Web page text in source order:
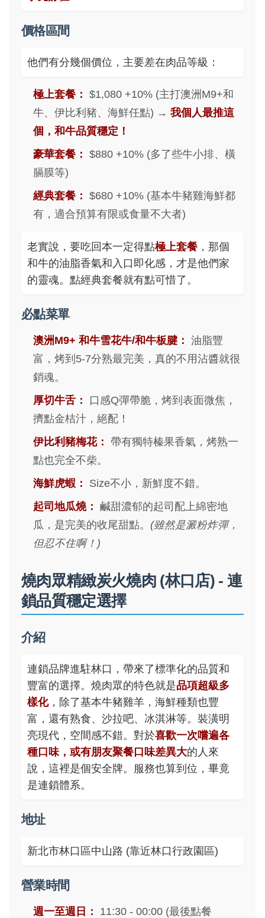
價格區間
他們有分幾個價位，主要差在肉品等級：
極上套餐： $1,080 +10% (主打澳洲M9+和
牛、伊比利豬、海鮮任點) → 我個人最推這
個，和牛品質穩定！
豪華套餐： $880 +10% (多了些牛小排、橫
膈膜等)
經典套餐： $680 +10% (基本牛豬雞海鮮都
有，適合預算有限或食量不大者)
老實說，要吃回本一定得點極上套餐 ，那個
和牛的油脂香氣和入口即化感，才是他們家
的靈魂。點經典套餐就有點可惜了。
必點菜單
澳洲M9+ 和牛雪花牛/和牛板腱： 油脂豐
富，烤到5-7分熟最完美，真的不用沾醬就很
銷魂。
厚切牛舌：
口感Q彈帶脆，烤到表面微焦，
擠點金桔汁，絕配！
伊比利豬梅花：
帶有獨特榛果香氣，烤熟一
點也完全不柴。
海鮮虎蝦：
Size不小，新鮮度不錯。
起司地瓜燒： 鹹甜濃郁的起司配上綿密地
瓜，是完美的收尾甜點。 (雖然是澱粉炸彈，
但忍不住啊！)
燒肉眾精緻炭火燒肉 (林口店) - 連
鎖品質穩定選擇
介紹
連鎖品牌進駐林口，帶來了標準化的品質和
豐富的選擇。燒肉眾的特色就是品項超級多
樣化，除了基本牛豬雞羊，海鮮種類也豐
富，還有熟食、沙拉吧、冰淇淋等。裝潢明
亮現代，空間感不錯。對於喜歡一次嚐遍各
種口味，或有朋友聚餐口味差異大的人來
說，這裡是個安全牌。服務也算到位，畢竟
是連鎖體系。
地址
新北市林口區中山路 (靠近林口行政園區)
營業時間
週一至週日：
11:30 - 00:00 (最後點餐